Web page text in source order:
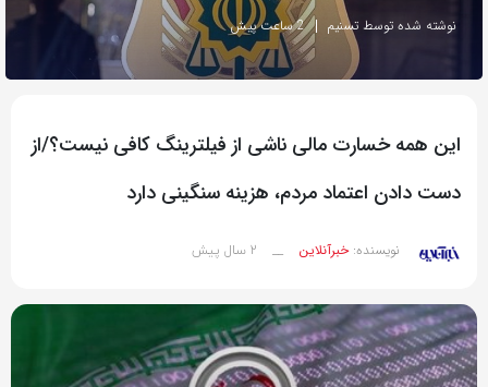
نوشته شده توسط تسنیم 2 ساعت پیش
این همه خسارت مالی ناشی از فیلترینگ کافی نیست؟/از
دست دادن اعتماد مردم، هزینه سنگینی دارد
نویسنده:خبرآنلاین __ 2 سال پیش